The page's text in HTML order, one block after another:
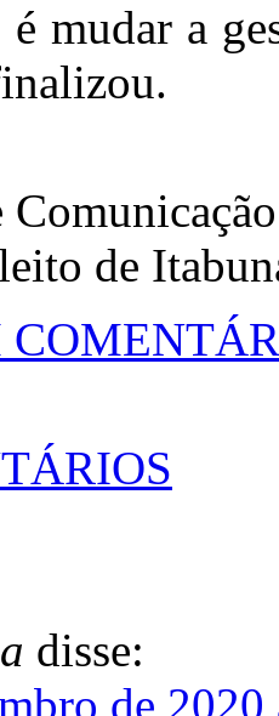
mudar a
Comunicação
de
disse:
de 2020